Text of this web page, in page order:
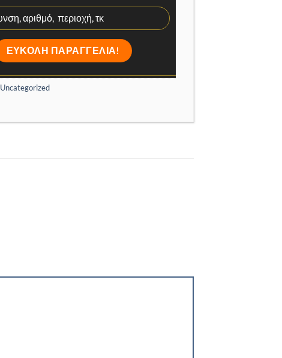
Uncategorized